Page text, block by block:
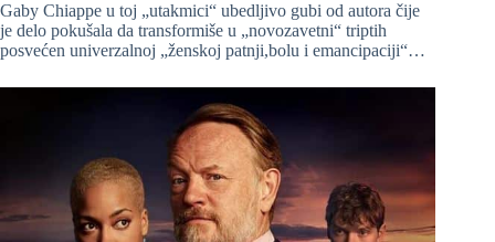
Gaby Chiappe u toj „utakmici“ ubedljivo gubi od autora čije
je delo pokušala da transformiše u „novozavetni“ triptih
posvećen univerzalnoj „ženskoj patnji,bolu i emancipaciji“…